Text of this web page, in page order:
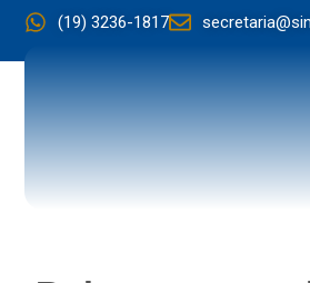
(19) 3236-1817